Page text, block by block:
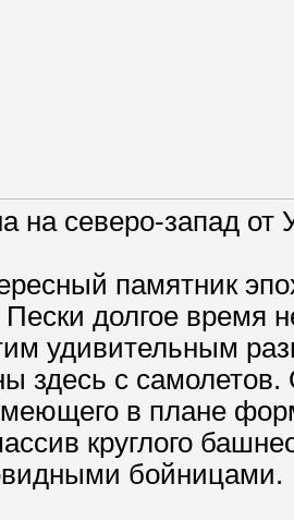
на северо-запад от
памятник
Пески долгое время
удивительным
здесь с самолетов.
в плане
круглого
бойницами.